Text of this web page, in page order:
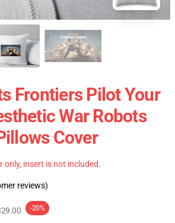
Frontiers Pilot Your
War Robots
Cover
only, insert is not included.
reviews)
-20%